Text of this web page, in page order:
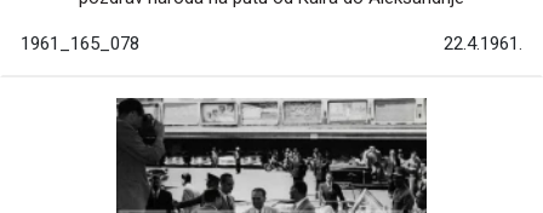
1961_165_078 22.4.1961.